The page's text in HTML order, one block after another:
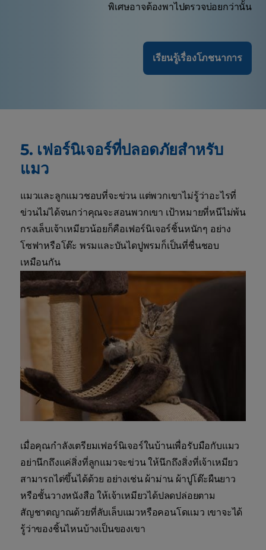
พิเศษอาจต้องพาไปตรวจบ่อยกว่านั้น
เรียนรู้เรื่องโภชนาการ
5. เฟอร์นิเจอร์ที่ปลอดภัยสำหรับ
แมว
แมวและลูกแมวชอบที่จะข่วน แต่พวกเขาไม่รู้ว่าอะไรที่
ข่วนไม่ได้จนกว่าคุณจะสอนพวกเขา เป้าหมายที่หนีไม่พ้น
กรงเล็บเจ้าเหมียวน้อยก็คือเฟอร์นิเจอร์ชิ้นหนักๆ อย่าง
โซฟาหรือโต๊ะ พรมและบันไดปูพรมก็เป็นที่ชื่นชอบ
เหมือนกัน
เมื่อคุณกำลังเตรียมเฟอร์นิเจอร์ในบ้านเพื่อรับมือกับแมว
อย่านึกถึงแค่สิ่งที่ลูกแมวจะข่วน ให้นึกถึงสิ่งที่เจ้าเหมียว
สามารถไต่ขึ้นได้ด้วย อย่างเช่น ผ้าม่าน ผ้าปูโต๊ะผืนยาว
หรือชั้นวางหนังสือ ให้เจ้าเหมียวได้ปลดปล่อยตาม
สัญชาตญาณด้วยที่ลับเล็บแมวหรือคอนโดแมว เขาจะได้
รู้ว่าของชิ้นไหนบ้างเป็นของเขา